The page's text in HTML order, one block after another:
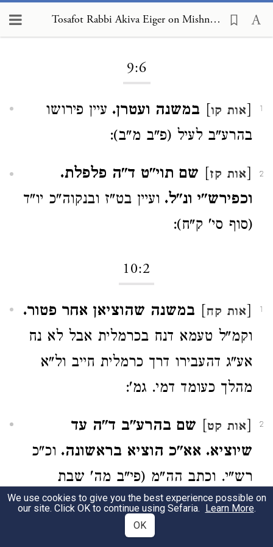
Tosafot Rabbi Akiva Eiger on Mishnah Shabbat 9:6
9:6
1
[אות קו] במשנה ועטרן. עיין פירושו
בהרע"ב לעיל (פ"ב מ"ב):
2
[אות קז] שם תוי"ט ד"ה פלפלת.
וכפירש"י ונ"ל. ועיין בט"ז ובנקוה"כ יו"ד
(סוף סי' ק"ח):
10:2
1
[אות קח] במשנה שהוציאן אחר פטור.
וקמ"ל טעמא דנח בכרמלית אבל לא נח
אע"ג דהעבירו דרך כרמלית חייב ול"א
מהלך כעומד דמי. גמ':
2
[אות קט] שם בהרע"ב ד"ה עד
שיוציא. אא"כ הוציא בראשונה. וכ"כ
רש"י. וכתב הה"מ (פי"ב מה' שבת
הלכה י"א) ביאור דבריו שאם אחר
שהניח הקופה מקצתה ברשות זו
We use cookies to give you the best experience possible on
our site. Click OK to continue using Sefaria. Learn More.
OK